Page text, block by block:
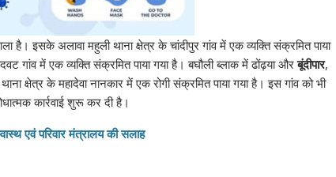
है। इसके अलावा महुली थाना क्षेत्र के चांदीपुर गांव में एक व्यक्ति संक्रमित पाया
गांव में एक व्यक्ति संक्रमित पाया गया है। बघौली ब्लाक में ढोंढ़या औरबूंदीपार,
क्षेत्र के महादेवा नानकार में एक रोगी संक्रमित पाया गया है। इस गांव को भी
कार्रवाई शुरू कर दी है।
एवं परिवार मंत्रालय की सलाह